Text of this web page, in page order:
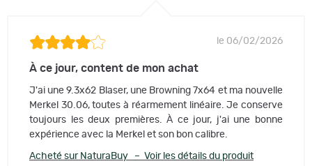
le 06/02/2026
À ce jour, content de mon achat
J'ai une 9.3x62 Blaser, une Browning 7x64 et ma nouvelle
Merkel 30.06, toutes à réarmement linéaire. Je conserve
toujours les deux premières. À ce jour, j'ai une bonne
expérience avec la Merkel et son bon calibre.
Acheté sur NaturaBuy – Voir les détails du produit